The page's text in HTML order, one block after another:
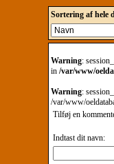
Sortering af hele
Warning:
in /var/www/
Warning:
/var/www/
Tilføj en
Indtast dit navn: